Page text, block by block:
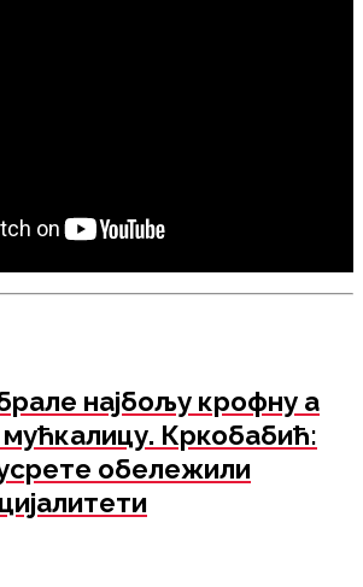
најбољу крофну а
Кркобабић:
обележили